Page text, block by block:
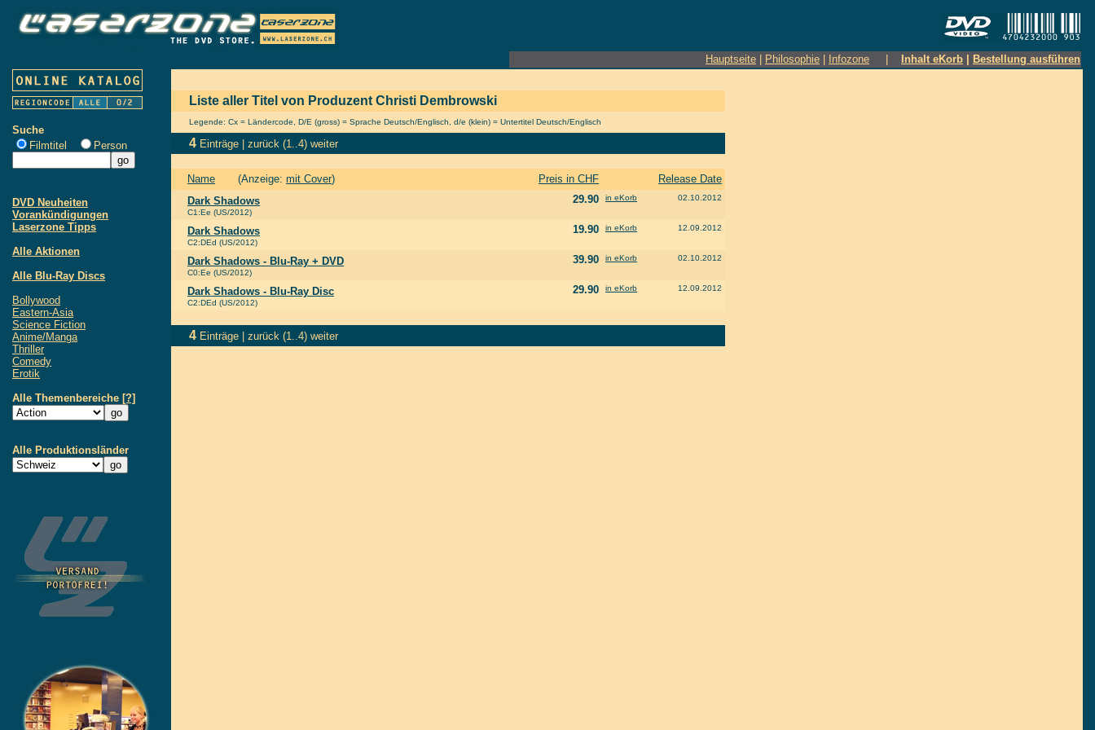
Hauptseite Philosophie Infozone Inhalt eKorb Bestellung ausführen
Suche
Filmtitel
Person
DVD Neuheiten
Vorankündigungen
Laserzone Tipps
Alle Aktionen
Alle Blu-Ray Discs
Bollywood
Eastern-Asia
Science Fiction
Anime/Manga
Thriller
Comedy
Erotik
Alle Themenbereiche [?]
Alle Produktionsländer
Liste aller Titel von Produzent Christi Dembrowski
Legende: Cx = Ländercode, D/E (gross) = Sprache Deutsch/Englisch, d/e (klein) = Untertitel Deutsch/Englisch
4 Einträge | zurück (1..4) weiter
Name (Anzeige: mit Cover) Preis in CHF
Release Date
Dark Shadows
C1:Ee (US/2012)
29.90 in eKorb 02.10.2012
Dark Shadows
C2:DEd (US/2012)
19.90 in eKorb 12.09.2012
Dark Shadows - Blu-Ray + DVD
C0:Ee (US/2012)
39.90 in eKorb 02.10.2012
Dark Shadows - Blu-Ray Disc
C2:DEd (US/2012)
29.90 in eKorb 12.09.2012
4 Einträge | zurück (1..4) weiter